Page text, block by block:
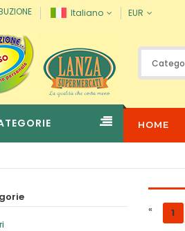
Italiano EUR
HOME
« 1